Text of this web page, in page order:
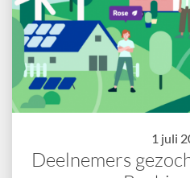
1 juli
Deelnemers